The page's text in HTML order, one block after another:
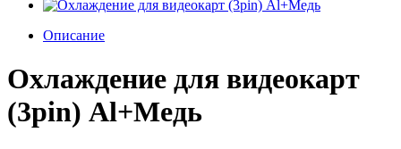
Описание
Охлаждение для видеокарт
(3pin) Al+Медь